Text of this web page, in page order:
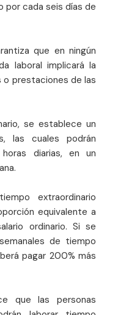
por cada seis días de
que en ningún
laboral implicará la
o prestaciones de las
se establece un
las cuales podrán
diarias, en un
extraordinario
equivalente a
ordinario. Si se
de tiempo
pagar 200% más
que las personas